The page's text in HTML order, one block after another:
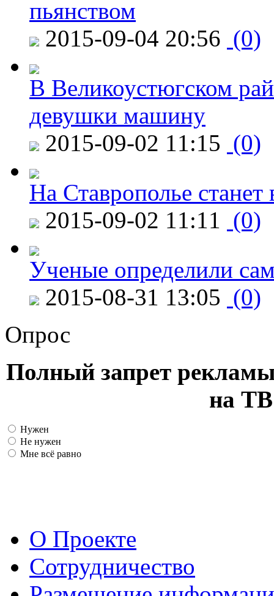
пьянством
2015-09-04 20:56 (0)
В Великоустюгском
девушки машину
2015-09-02 11:15 (0)
На Ставрополье
2015-09-02 11:11 (0)
Ученые определили
2015-08-31 13:05 (0)
Опрос
Полный запрет
на ТВ
Нужен
Не нужен
Мне всё равно
О Проекте
Сотрудничество